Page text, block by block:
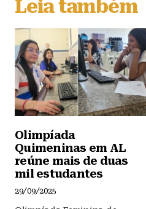
k
y
b
o
o
k
A
p
p
Leia também
Olimpíada
Quimeninas em AL
reúne mais de duas
mil estudantes
29/09/2025